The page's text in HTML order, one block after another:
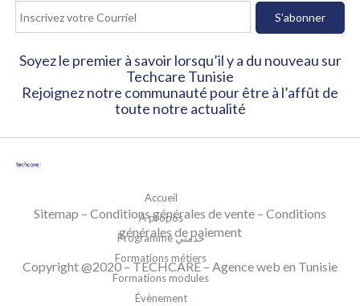
Soyez le premier à savoir lorsqu’il y a du nouveau sur
Techcare Tunisie
Rejoignez notre communauté pour être à l’affût de
toute notre actualité
Accueil
A propos
Programme خدمني
Formations métiers
Formations modules
Évènement
Sitemap – Conditions générales de vente – Conditions
générales de paiement
Copyright @2020 –TECHCARE– Agence web en Tunisie